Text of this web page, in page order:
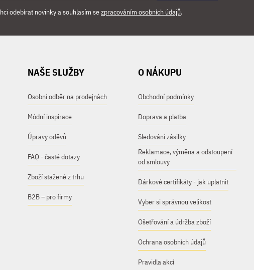
odebírat novinky a souhlasím sezpracováním osobních údajů.
NAŠE SLUŽBY
Osobní odběr na prodejnách
Módní inspirace
Úpravy oděvů
FAQ - časté dotazy
Zboží stažené z trhu
B2B – pro firmy
O NÁKUPU
Obchodní podmínky
Doprava a platba
Sledování zásilky
Reklamace, výměna a odstoupení
od smlouvy
Dárkové certifikáty - jak uplatnit
Vyber si správnou velikost
Ošetřování a údržba zboží
Ochrana osobních údajů
Pravidla akcí